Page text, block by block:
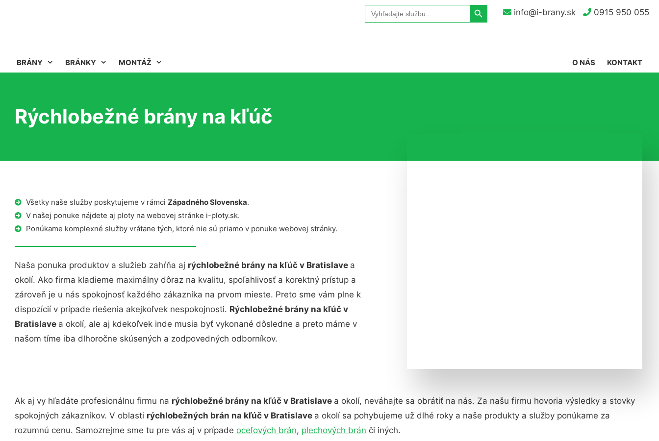
info@i-brany.sk 0915 950 055
Search
for:
Search Button
BRÁNY BRÁNKY MONTÁŽ KONTAKT
O NÁS
Rýchlobežné brány na kľúč
Všetky naše služby poskytujeme v rámci Západného Slovenska.
V našej ponuke nájdete aj ploty na webovej stránke i-ploty.sk.
Ponúkame komplexné služby vrátane tých, ktoré nie sú priamo v ponuke webovej stránky.
Naša ponuka produktov a služieb zahŕňa aj rýchlobežné brány na kľúč v Bratislave a
okolí. Ako firma kladieme maximálny dôraz na kvalitu, spoľahlivosť a korektný prístup a
zároveň je u nás spokojnosť každého zákazníka na prvom mieste. Preto sme vám plne k
dispozícií v prípade riešenia akejkoľvek nespokojnosti. Rýchlobežné brány na kľúč v
Bratislave a okolí, ale aj kdekoľvek inde musia byť vykonané dôsledne a preto máme v
našom tíme iba dlhoročne skúsených a zodpovedných odborníkov.
Ak aj vy hľadáte profesionálnu firmu na rýchlobežné brány na kľúč v Bratislave a okolí, neváhajte sa obrátiť na nás. Za našu firmu hovoria výsledky a stovky
spokojných zákazníkov. V oblasti rýchlobežných brán na kľúč v Bratislave a okolí sa pohybujeme už dlhé roky a naše produkty a služby ponúkame za
rozumnú cenu. Samozrejme sme tu pre vás aj v prípade oceľových brán, plechových brán či iných.